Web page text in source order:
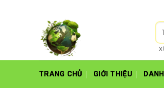
Tìm
TRANG CHỦ GIỚI THIỆU